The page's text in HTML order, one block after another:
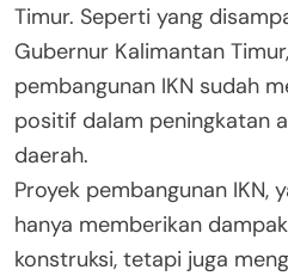
Timur. Seperti yang
Gubernur Kalimantan
pembangunan IKN sudah
positif dalam peningkatan
daerah.
Proyek pembangunan IKN,
hanya memberikan
konstruksi, tetapi juga